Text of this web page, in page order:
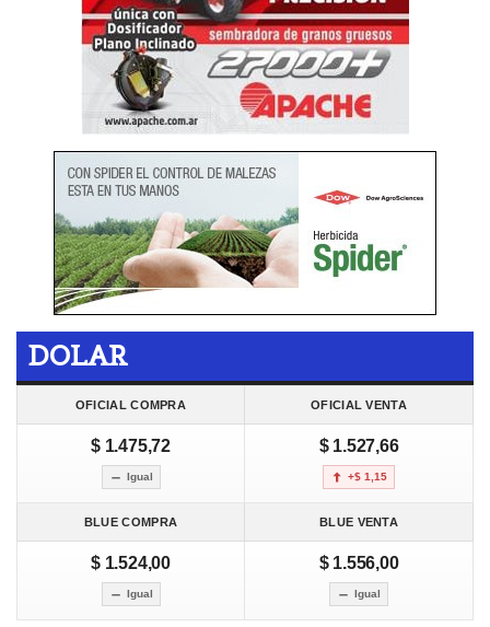
DOLAR
OFICIAL COMPRA OFICIAL VENTA
$ 1.475,72
Igual
$ 1.527,66
+$ 1,15
BLUE COMPRA BLUE VENTA
$ 1.524,00
Igual
$ 1.556,00
Igual